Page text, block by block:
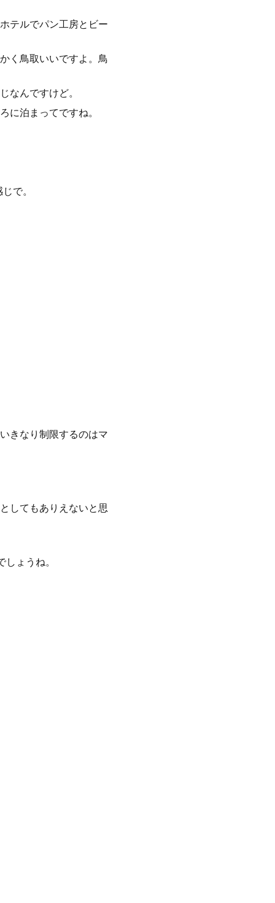
テルでパン工房とビー
く鳥取いいですよ。鳥
なんですけど。
に泊まってですね。
で。
きなり制限するのはマ
してもありえないと思
ょうね。